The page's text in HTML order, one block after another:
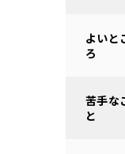
よいと
ろ
苦手な
と